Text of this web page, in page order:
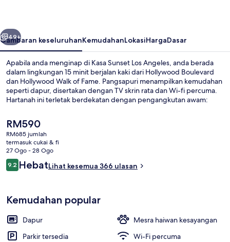
Seterusnya
49+
Gambaran keseluruhanKemudahanLokasiHargaDasar
Apabila anda menginap di Kasa Sunset Los Angeles, anda berada
dalam lingkungan 15 minit berjalan kaki dari Hollywood Boulevard
dan Hollywood Walk of Fame. Pangsapuri menampilkan kemudahan
seperti dapur, disertakan dengan TV skrin rata dan Wi-fi percuma.
Hartanah ini terletak berdekatan dengan pengangkutan awam:
Harga
semasa
ialah
RM590
RM590
RM685 jumlah
termasuk cukai & fi
27 Ogo - 28 Ogo
Ulasan
9.29.2 daripada 10
HebatLihat kesemua 366 ulasan
Kemudahan popular
Dapur
Mesra haiwan kesayangan
Parkir tersedia
Wi-Fi percuma